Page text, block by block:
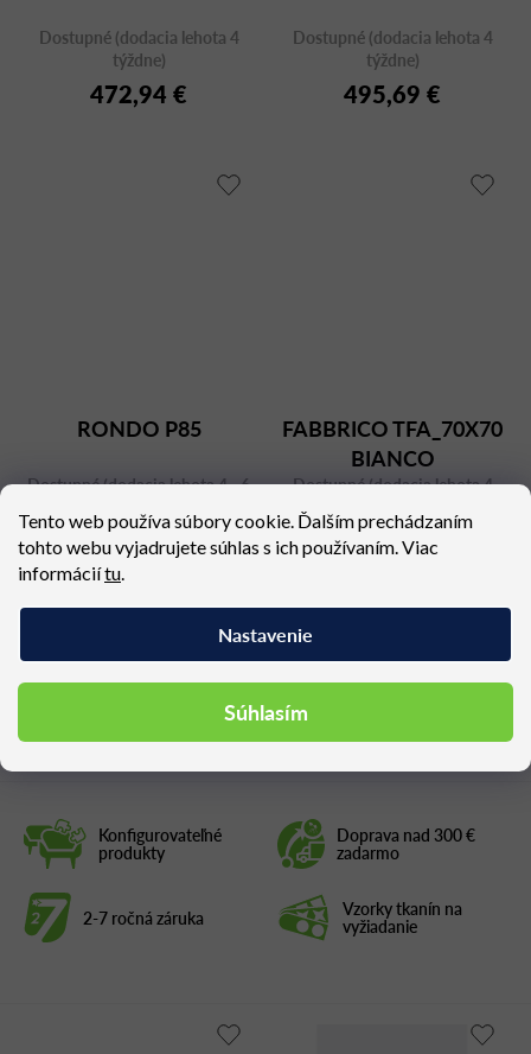
Tento web používa súbory cookie. Ďalším prechádzaním
tohto webu vyjadrujete súhlas s ich používaním. Viac
informáciítu
Nastavenie
Súhlasím
Konfigurovateľné
produkty
Doprava nad 300 €
zadarmo
2-7 ročná záruka Vzorky tkanín na
vyžiadanie
Dostupné (dodacia lehota 4
týždne)
472,94 €
Dostupné (dodacia lehota 4
týždne)
495,69 €
RONDO P85
Dostupné (dodacia lehota 4 - 6
2 865,90 €
FABBRICO TFA_70X70
BIANCO
Dostupné (dodacia lehota 4
424,53 €
Podobné produkty